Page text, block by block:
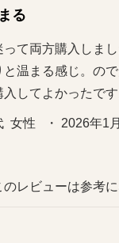
る
て両方購入しま
温まる感じ。の
してよかったです
女性   ・ 2026年1
のレビューは参考